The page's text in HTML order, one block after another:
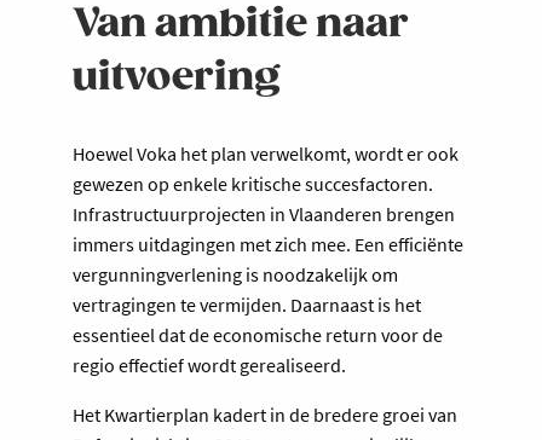
Van ambitie naar
uitvoering
Hoewel Voka het plan verwelkomt, wordt er ook
gewezen op enkele kritische succesfactoren.
Infrastructuurprojecten in Vlaanderen brengen
immers uitdagingen met zich mee. Een efficiënte
vergunningverlening is noodzakelijk om
vertragingen te vermijden. Daarnaast is het
essentieel dat de economische return voor de
regio effectief wordt gerealiseerd.
Het Kwartierplan kadert in de bredere groei van